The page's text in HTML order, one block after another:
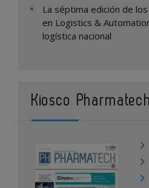
La séptima edición de
en Logistics &
logística nacional
Kiosco Pharmatech